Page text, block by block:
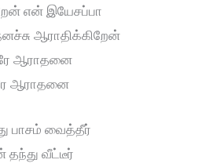
என் இயேசப்பா
ஆராதிக்கிறேன்
ஆராதனை
ஆராதனை
பாசம் வைத்தீர்
தந்து வீட்டீர்